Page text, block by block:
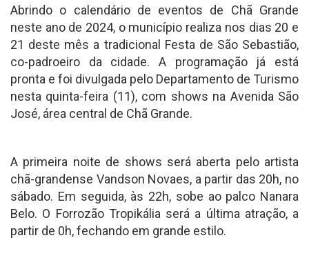
Abrindo o calendário de eventos de Chã Grande
neste ano de 2024, o município realiza nos dias 20 e
21 deste mês a tradicional Festa de São Sebastião,
co-padroeiro da cidade. A programação já está
pronta e foi divulgada pelo Departamento de Turismo
nesta quinta-feira (11), com shows na Avenida São
José, área central de Chã Grande.
A primeira noite de shows será aberta pelo artista
chã-grandense Vandson Novaes, a partir das 20h, no
sábado. Em seguida, às 22h, sobe ao palco Nanara
Belo. O Forrozão Tropikália será a última atração, a
partir de 0h, fechando em grande estilo.